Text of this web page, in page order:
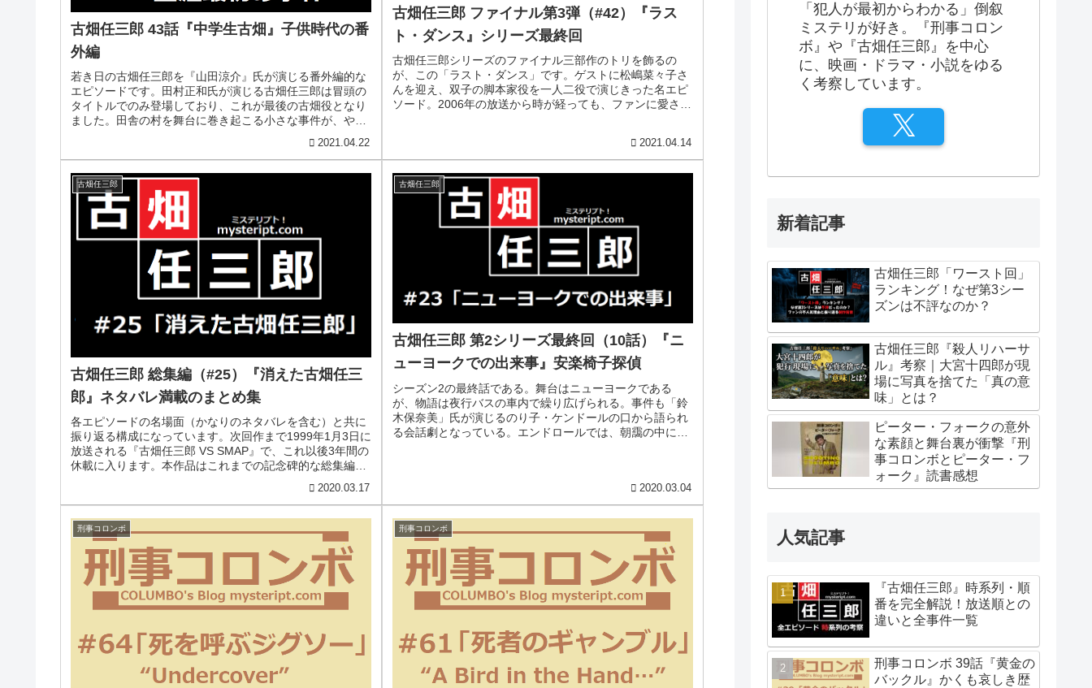
古畑任三郎 43話『中学生古畑』子供時代の番
外編
若き日の古畑任三郎を『山田涼介』氏が演じる番外編的な
エピソードです。田村正和氏が演じる古畑任三郎は冒頭の
タイトルでのみ登場しており、これが最後の古畑役となり
ました。田舎の村を舞台に巻き起こる小さな事件が、やが
2021.04.22
古畑任三郎 ファイナル第3弾（#42）『ラス
ト・ダンス』シリーズ最終回
古畑任三郎シリーズのファイナル三部作のトリを飾るの
が、この「ラスト・ダンス」です。ゲストに松嶋菜々子さ
んを迎え、双子の脚本家役を一人二役で演じきった名エピ
ソード。2006年の放送から時が経っても、ファンに愛され
2021.04.14
古畑任三郎
古畑任三郎 総集編（#25）『消えた古畑任三
郎』ネタバレ満載のまとめ集
各エピソードの名場面（かなりのネタバレを含む）と共に
振り返る構成になっています。次回作まで1999年1月3日に
放送される『古畑任三郎 VS SMAP』で、これ以後3年間の
休載に入ります。本作品はこれまでの記念碑的な総集編と
2020.03.17
古畑任三郎
古畑任三郎 第2シリーズ最終回（10話）『ニ
ューヨークでの出来事』安楽椅子探偵
シーズン2の最終話である。舞台はニューヨークである
が、物語は夜行バスの車内で繰り広げられる。事件も「鈴
木保奈美」氏が演じるのり子・ケンドールの口から語られ
る会話劇となっている。エンドロールでは、朝靄の中に
2020.03.04
刑事コロンボ 刑事コロンボ
「犯人が最初からわかる」倒叙
ミステリが好き。『刑事コロン
ボ』や『古畑任三郎』を中心
に、映画・ドラマ・小説をゆる
く考察しています。
新着記事
古畑任三郎「ワースト回」
ランキング！なぜ第3シー
ズンは不評なのか？
古畑任三郎『殺人リハーサ
ル』考察｜大宮十四郎が現
場に写真を捨てた「真の意
味」とは？
ピーター・フォークの意外
な素顔と舞台裏が衝撃『刑
事コロンボとピーター・フ
ォーク』読書感想
人気記事
『古畑任三郎』時系列・順
番を完全解説！放送順との
違いと全事件一覧
刑事コロンボ 39話『黄金の
バックル』かくも哀しき歴